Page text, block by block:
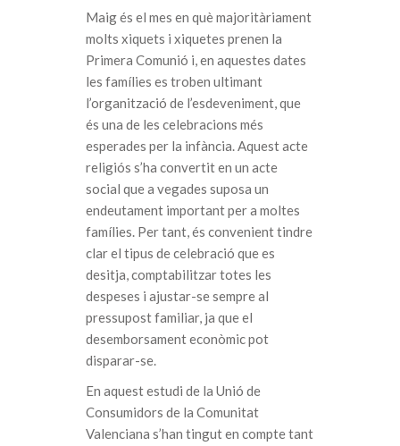
Maig és el mes en què majoritàriament
molts xiquets i xiquetes prenen la
Primera Comunió i, en aquestes dates
les famílies es troben ultimant
l’organització de l’esdeveniment, que
és una de les celebracions més
esperades per la infància. Aquest acte
religiós s’ha convertit en un acte
social que a vegades suposa un
endeutament important per a moltes
famílies. Per tant, és convenient tindre
clar el tipus de celebració que es
desitja, comptabilitzar totes les
despeses i ajustar-se sempre al
pressupost familiar, ja que el
desemborsament econòmic pot
disparar-se.
En aquest estudi de la Unió de
Consumidors de la Comunitat
Valenciana s’han tingut en compte tant